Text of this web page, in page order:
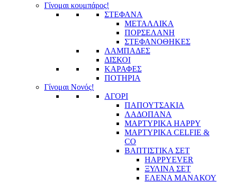
Γίνομαι κουμπάρος!
ΣΤΕΦΑΝΑ
ΜΕΤΑΛΛΙΚΑ
ΠΟΡΣΕΛΑΝΗ
ΣΤΕΦΑΝΟΘΗΚΕΣ
ΛΑΜΠΑΔΕΣ
ΔΙΣΚΟΙ
ΚΑΡΑΦΕΣ
ΠΟΤΗΡΙΑ
Γίνομαι Νονός!
ΑΓΟΡΙ
ΠΑΠΟΥΤΣΑΚΙΑ
ΛΑΔΟΠΑΝΑ
ΜΑΡΤΥΡΙΚΑ HAPPY
ΜΑΡΤΥΡΙΚΑ CELFIE &
CO
ΒΑΠΤΙΣΤΙΚΑ ΣΕΤ
HAPPYEVER
ΞΥΛΙΝΑ ΣΕΤ
ΕΛΕΝΑ ΜΑΝΑΚΟΥ